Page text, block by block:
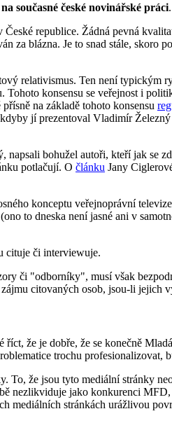
současné české novinářské práci.
republice. Žádná pevná
blázna. Je to snad stále, skoro
relativismus. Ten není typickým
konsensu se veřejnost i
na základě tohoto konsensu
jí prezentoval Vladimír
bohužel autoři, kteří jak se
potlačují. O článku Jany
konceptu veřejnoprávní
to dneska není jasné ani v
cituje či interviewuje.
či "odborníky", musí však
citovaných osob, jsou-li jejich
že je dobře, že se konečně
trochu profesionalizovat,
že jsou tyto mediální stránky
jako konkurenci MFD,
mediálních stránkách urážlivou